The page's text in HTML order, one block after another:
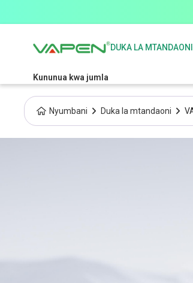
DUKA LA MTANDAONI
Kununua kwa jumla
Nyumbani Duka la mtandaoni